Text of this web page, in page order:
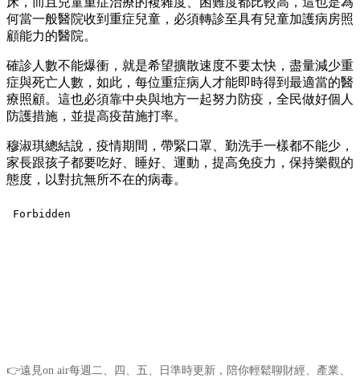
何當一般醫院收到重症兒童，必須轉診至具有兒童加護病房照
顧能力的醫院。
確診人數不能爆衝，就是希望擴散速度不要太快，盡量減少重
症與死亡人數，如此，每位重症病人才能即時得到最適當的醫
療照顧。這也必須靠中央與地方一起努力防疫，全民做好個人
防護措施，並提高疫苗施打率。
穆淑琪總結說，疫情期間，帶緊口罩、勤洗手一樣都不能少，
家長跟孩子都要吃好、睡好、運動，提高免疫力，保持樂觀的
態度，以對抗無所不在的病毒。
👉遠見on air每週二、四、五、日準時更新，陪你輕鬆聊財經、產業、